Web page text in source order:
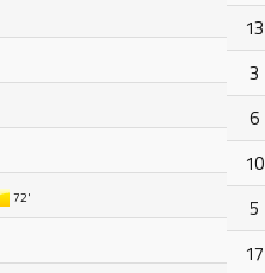
72'
13
3
6
10
5
17